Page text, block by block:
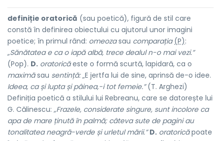
definiție oratorică (sau poetică), figură de stil care
constă în definirea obiectului cu ajutorul unor imagini
poetice; în primul rând: omeozasau comparația (P):
„Sănătatea e ca o iapă albă, trece dealul n-o mai vezi.”
(Pop). D. oratoricăeste o formă scurtă, lapidară, ca o
maximăsau sentință:„E jertfa lui de sine, aprinsă de-o idee.
Ideea, ca și lupta și pâinea,-i tot femeie.”(T. Arghezi)
Definiția poetică a stilului lui Rebreanu, care se datorește lui
G. Călinescu: „Frazele, considerate singure, sunt incolore ca
apa de mare ținută în palmă; câteva sute de pagini au
tonalitatea neagră-verde și urletul mării.” D. oratoricăpoate